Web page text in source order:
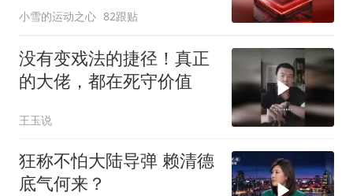
小雪的运动之心 82跟贴
没有变戏法的捷径！真正
的大佬，都在死守价值
王玉说
狂称不怕大陆导弹 赖清德
底气何来？